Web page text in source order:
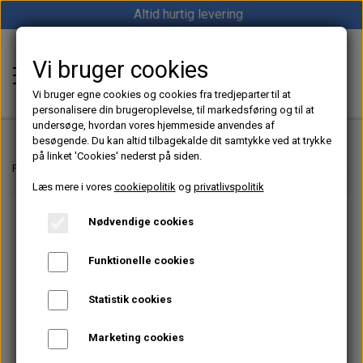
Altid hurtig levering
Shop12volt
Hjem
Autoterm dieselfyr
1852 Diesel Bådvarmer
Strøm
Vind/Sol
Forside
Vi bruger cookies
Vi bruger egne cookies og cookies fra tredjeparter til at
personalisere din brugeroplevelse, til markedsføring og til at
undersøge, hvordan vores hjemmeside anvendes af
besøgende. Du kan altid tilbagekalde dit samtykke ved at trykke
på linket 'Cookies' nederst på siden.
Læs mere i vores cookiepolitikog privatlivspolitik
Nødvendige cookies
Funktionelle cookies
Statistik cookies
Marketing cookies